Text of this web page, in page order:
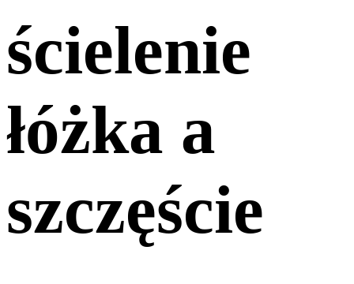
ścielenie
łóżka a
szczęście